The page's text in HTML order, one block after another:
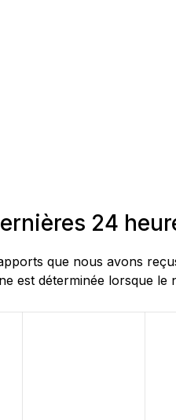
24
que nous avons
est déterminée lorsque